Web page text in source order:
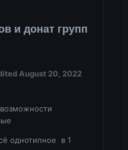
и донат групп
August 20, 2022
однотипное в 1